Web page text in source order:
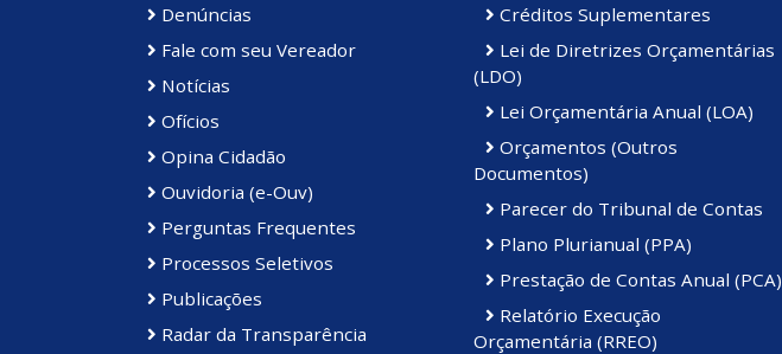
Denúncias
Fale com seu Vereador
Notícias
Ofícios
Opina Cidadão
Ouvidoria (e-Ouv)
Perguntas Frequentes
Processos Seletivos
Publicações
Radar da Transparência
Créditos Suplementares
Lei de Diretrizes Orçamentárias
(LDO)
Lei Orçamentária Anual (LOA)
Orçamentos (Outros
Documentos)
Parecer do Tribunal de Contas
Plano Plurianual (PPA)
Prestação de Contas Anual (PCA)
Relatório Execução
Orçamentária (RREO)